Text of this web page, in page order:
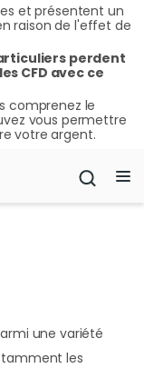
et présentent un
raison de l'effet de
perdent
CFD avec ce
comprenez le
vous permettre
votre argent.
une variété
les